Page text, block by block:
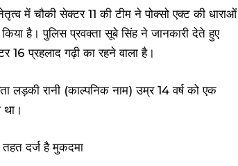
में चौकी सेक्टर 11 की टीम ने पोक्सो एक्ट की धाराओं
है। पुलिस प्रवक्ता सूबे सिंह ने जानकारी देते हुए
16 प्रहलाद गढ़ी का रहने वाला है।
लड़की रानी (काल्पनिक नाम) उम्र 14 वर्ष को एक
था।